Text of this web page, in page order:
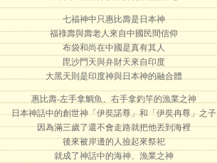
七福神中只惠比壽是日本神
福祿壽與壽老人來自中國民間信仰
布袋和尚在中國是真有其人
毘沙門天與弁財天來自印度
大黑天則是印度神與日本神的融合體
惠比壽-左手拿鯛魚、右手拿釣竿的漁業之神
日本神話中的創世神「伊奘諾尊」和「伊奘冉尊」之子
因為滿三歲了還不會走路就把他丟到海裡
後來被岸邊的人撿起來祭祀
就成了神話中的海神、漁業之神